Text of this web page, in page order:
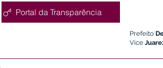
Portal da Transparência
Prefeito
Vice